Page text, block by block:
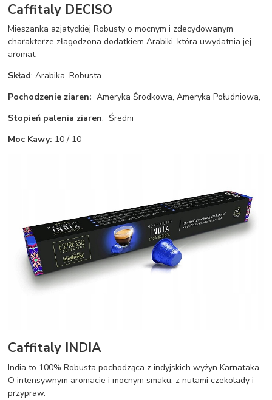
Caffitaly DECISO
Mieszanka azjatyckiej Robusty o mocnym i zdecydowanym
charakterze złagodzona dodatkiem Arabiki, która uwydatnia jej
aromat.
Skład: Arabika, Robusta
Pochodzenie ziaren: Ameryka Środkowa, Ameryka Południowa,
Stopień palenia ziaren: Średni
Moc Kawy: 10 / 10
Caffitaly INDIA
India to 100% Robusta pochodząca z indyjskich wyżyn Karnataka.
O intensywnym aromacie i mocnym smaku, z nutami czekolady i
przypraw.